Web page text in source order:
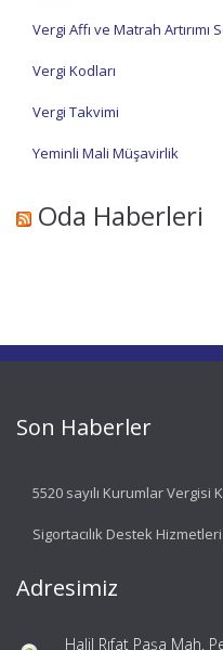
Vergi Affı ve Matrah Artırımı
Vergi Kodları
Vergi Takvimi
Yeminli Mali Müşavirlik
Oda Haberleri
Son Haberler
5520 sayılı Kurumlar Vergisi
Sigortacılık Destek
Adresimiz
Halil Rıfat Paşa Mah.